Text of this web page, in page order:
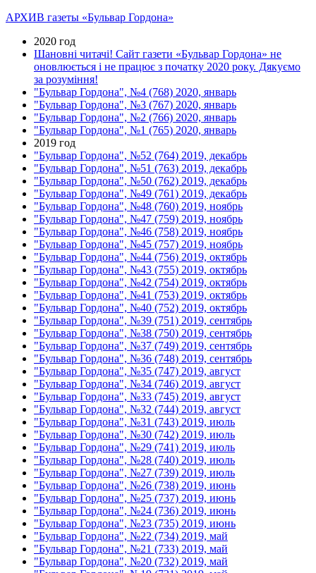
АРХИВ газеты «Бульвар Гордона»
2020 год
Шановні читачі! Сайт газети «Бульвар Гордона» не
оновлюється і не працює з початку 2020 року. Дякуємо
за розуміння!
"Бульвар Гордона", №4 (768) 2020, январь
"Бульвар Гордона", №3 (767) 2020, январь
"Бульвар Гордона", №2 (766) 2020, январь
"Бульвар Гордона", №1 (765) 2020, январь
2019 год
"Бульвар Гордона", №52 (764) 2019, декабрь
"Бульвар Гордона", №51 (763) 2019, декабрь
"Бульвар Гордона", №50 (762) 2019, декабрь
"Бульвар Гордона", №49 (761) 2019, декабрь
"Бульвар Гордона", №48 (760) 2019, ноябрь
"Бульвар Гордона", №47 (759) 2019, ноябрь
"Бульвар Гордона", №46 (758) 2019, ноябрь
"Бульвар Гордона", №45 (757) 2019, ноябрь
"Бульвар Гордона", №44 (756) 2019, октябрь
"Бульвар Гордона", №43 (755) 2019, октябрь
"Бульвар Гордона", №42 (754) 2019, октябрь
"Бульвар Гордона", №41 (753) 2019, октябрь
"Бульвар Гордона", №40 (752) 2019, октябрь
"Бульвар Гордона", №39 (751) 2019, сентябрь
"Бульвар Гордона", №38 (750) 2019, сентябрь
"Бульвар Гордона", №37 (749) 2019, сентябрь
"Бульвар Гордона", №36 (748) 2019, сентябрь
"Бульвар Гордона", №35 (747) 2019, август
"Бульвар Гордона", №34 (746) 2019, август
"Бульвар Гордона", №33 (745) 2019, август
"Бульвар Гордона", №32 (744) 2019, август
"Бульвар Гордона", №31 (743) 2019, июль
"Бульвар Гордона", №30 (742) 2019, июль
"Бульвар Гордона", №29 (741) 2019, июль
"Бульвар Гордона", №28 (740) 2019, июль
"Бульвар Гордона", №27 (739) 2019, июль
"Бульвар Гордона", №26 (738) 2019, июнь
"Бульвар Гордона", №25 (737) 2019, июнь
"Бульвар Гордона", №24 (736) 2019, июнь
"Бульвар Гордона", №23 (735) 2019, июнь
"Бульвар Гордона", №22 (734) 2019, май
"Бульвар Гордона", №21 (733) 2019, май
"Бульвар Гордона", №20 (732) 2019, май